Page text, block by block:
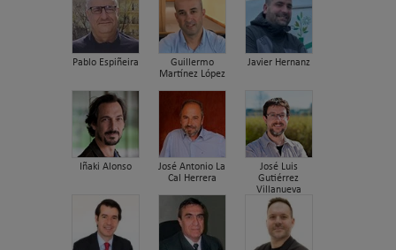
Pablo Espiñeira
Guillermo
Martínez López
Javier Hernanz
Iñaki Alonso
José Antonio La
Cal Herrera
José Luis
Gutiérrez
Villanueva